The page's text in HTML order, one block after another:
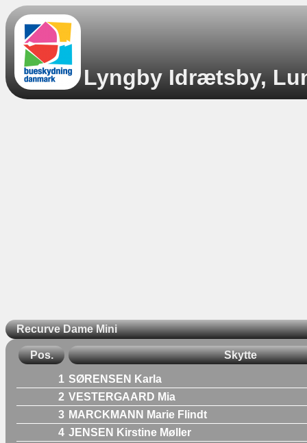
Lyngby Idrætsby,
Recurve Dame Mini
Pos. Skytte
1 SØRENSEN Karla
2 VESTERGAARD Mia
3 MARCKMANN Marie Flindt
4 JENSEN Kirstine Møller